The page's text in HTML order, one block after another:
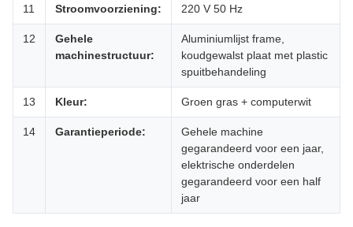
11 Stroomvoorziening: 220 V 50 Hz
12
Gehele
machinestructuur:
Aluminiumlijst frame,
koudgewalst plaat met plastic
spuitbehandeling
13 Kleur: Groen gras + computerwit
14 Garantieperiode:
Gehele machine
gegarandeerd voor een jaar,
elektrische onderdelen
gegarandeerd voor een half
jaar